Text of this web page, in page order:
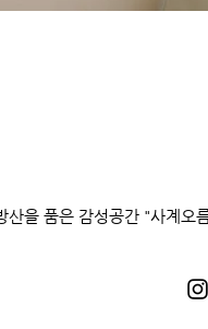
산을 품은 감성공간 "사계오